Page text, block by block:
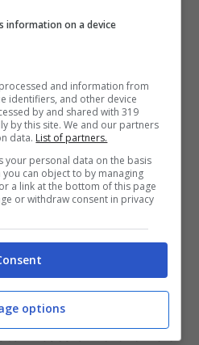
due vittorie in più
d’Achille” della
correre in vetta
un dato che peròstona
dei biancoblu
peccano di scarsa
specialmente da
la più bassa di tutta la
information on a device
and information from
identifiers, and other device
by and shared with 319
by this site. We and our partners
data. List of partners.
your personal data on the basis
can object to by managing
a link at the bottom of this page
or withdraw consent in privacy
options